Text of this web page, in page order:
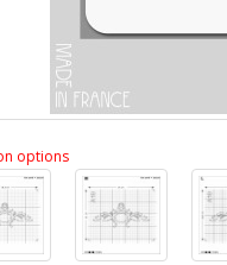
options